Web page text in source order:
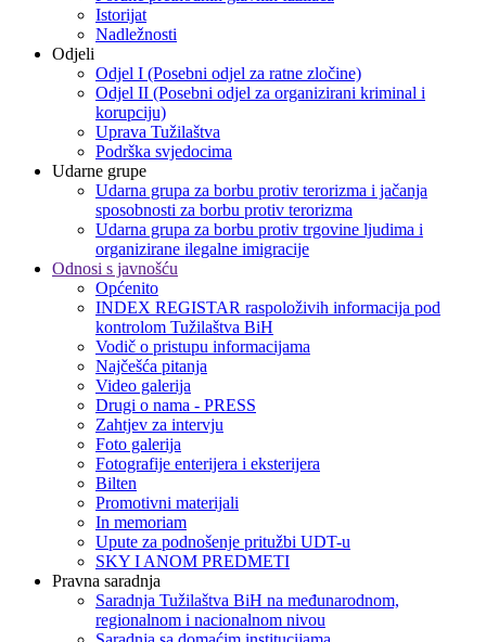
Istorijat
Nadležnosti
Odjeli
Odjel I (Posebni odjel za ratne zločine)
Odjel II (Posebni odjel za organizirani kriminal i
korupciju)
Uprava Tužilaštva
Podrška svjedocima
Udarne grupe
Udarna grupa za borbu protiv terorizma i jačanja
sposobnosti za borbu protiv terorizma
Udarna grupa za borbu protiv trgovine ljudima i
organizirane ilegalne imigracije
Odnosi s javnošću
Općenito
INDEX REGISTAR raspoloživih informacija pod
kontrolom Tužilaštva BiH
Vodič o pristupu informacijama
Najčešća pitanja
Video galerija
Drugi o nama - PRESS
Zahtjev za intervju
Foto galerija
Fotografije enterijera i eksterijera
Bilten
Promotivni materijali
In memoriam
Upute za podnošenje pritužbi UDT-u
SKY I ANOM PREDMETI
Pravna saradnja
Saradnja Tužilaštva BiH na međunarodnom,
regionalnom i nacionalnom nivou